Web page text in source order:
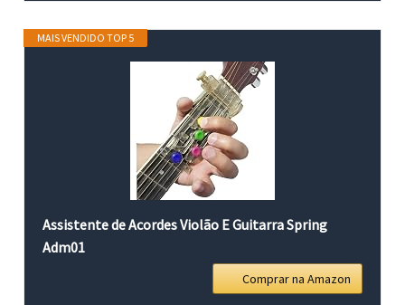
MAIS VENDIDO TOP 5
Assistente de Acordes Violão E Guitarra Spring
Adm01
Comprar na Amazon